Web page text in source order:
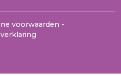
voorwaarden -